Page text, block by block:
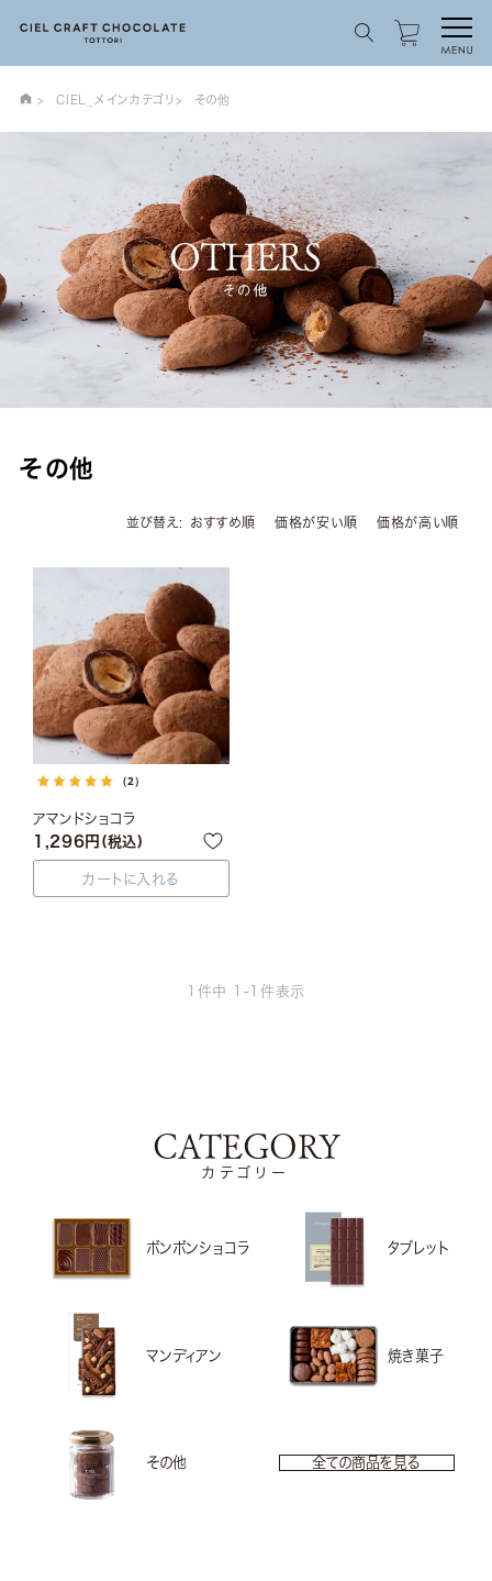
CIEL_メインカテゴリ その他
その他
並び替え おすすめ順 価格が安い順 価格が高い順
（2）
アマンドショコラ
1,296 税込
カートに入れる
1 件中 1 -1 件表示
CATEGORY
カテゴリー
ボンボンショコラ タブレット
マンディアン 焼き菓子
その他 全ての商品を見る